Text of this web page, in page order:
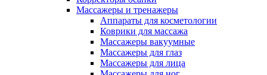
Массажеры и тренажеры
Аппараты для косметологии
Коврики для массажа
Массажеры вакуумные
Массажеры для глаз
Массажеры для лица